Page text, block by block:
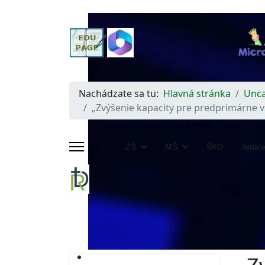
Nachádzate sa tu: Hlavná stránka
„Zvýšenie kapacity pre predprimárne
ZŠ MŠ ŠKD